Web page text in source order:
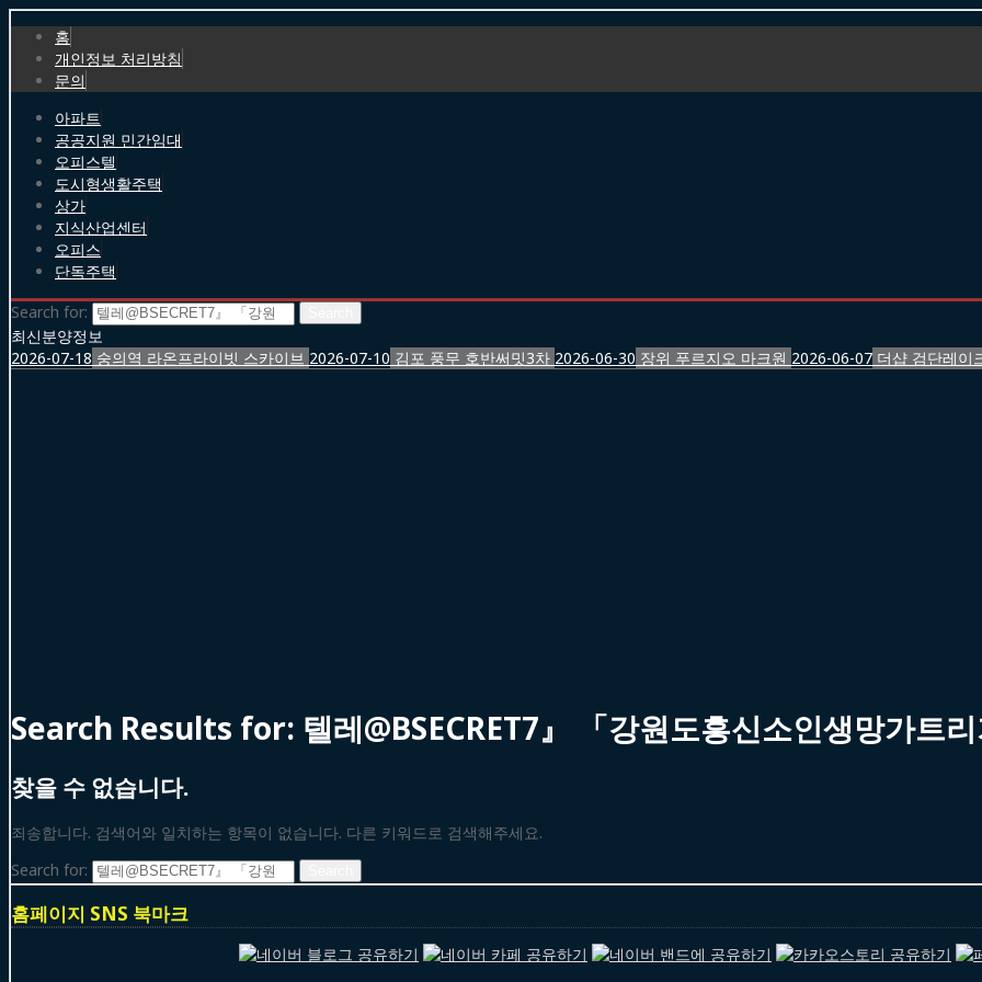
홈
개인정보 처리방침
문의
아파트
공공지원 민간임대
오피스텔
도시형생활주택
상가
지식산업센터
오피스
단독주택
Search for:
최신분양정보
2026-07-18 숭의역 라온프라이빗 스카이브 2026-07-10 김포 풍무 호반써밋3차 2026-06-30 장위 푸르지오 마크원 2026-06-07 더샵 검단레이
Search Results for: 텔레@BSECRET7』 「강원도흥신소인생망가트
찾을 수 없습니다.
죄송합니다. 검색어와 일치하는 항목이 없습니다. 다른 키워드로 검색해주세요.
Search for:
홈페이지 SNS 북마크